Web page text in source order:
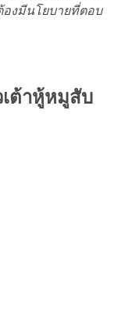
องมีนโยบายที่ตอบ
ต้าหู้หมูสับ